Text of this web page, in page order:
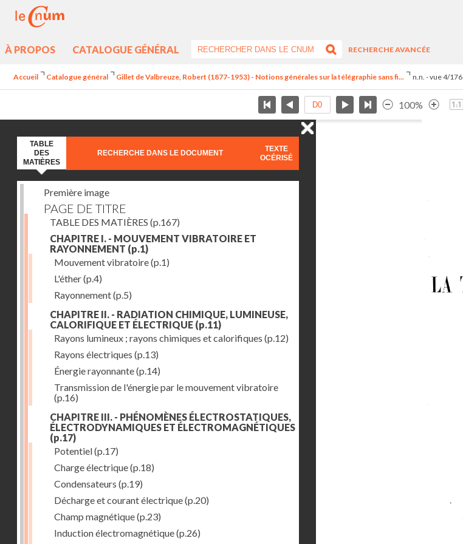
À PROPOS CATALOGUE GÉNÉRAL
RECHERCHE AVANCÉE
Accueil Catalogue général Gillet de Valbreuze, Robert (1877-1953) - Notions générales sur la télégraphie sans fi... n.n. - vue 4/176
100%
TABLE
DES
MATIÈRES
RECHERCHE DANS LE DOCUMENT
TEXTE
OCÉRISÉ
Première image
PAGE DE TITRE
TABLE DES MATIÈRES (p.167)
CHAPITRE I. - MOUVEMENT VIBRATOIRE ET
RAYONNEMENT (p.1)
Mouvement vibratoire(p.1)
L'éther(p.4)
Rayonnement(p.5)
CHAPITRE II. - RADIATION CHIMIQUE, LUMINEUSE,
CALORIFIQUE ET ÉLECTRIQUE (p.11)
Rayons lumineux ; rayons chimiques et calorifiques (p.12)
Rayons électriques (p.13)
Énergie rayonnante(p.14)
Transmission de l'énergie par le mouvement vibratoire
(p.16)
CHAPITRE III. - PHÉNOMÈNES ÉLECTROSTATIQUES,
ÉLECTRODYNAMIQUES ET ÉLECTROMAGNÉTIQUES
(p.17)
Potentiel(p.17)
Charge électrique(p.18)
Condensateurs (p.19)
Décharge et courant électrique(p.20)
Champ magnétique(p.23)
Induction électromagnétique(p.26)